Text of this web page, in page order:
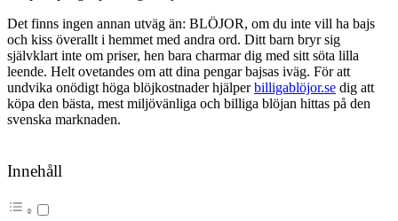
Det finns ingen annan utväg än: BLÖJOR, om du inte vill ha bajs
och kiss överallt i hemmet med andra ord. Ditt barn bryr sig
självklart inte om priser, hen bara charmar dig med sitt söta lilla
leende. Helt ovetandes om att dina pengar bajsas iväg. För att
undvika onödigt höga blöjkostnader hjälperbilligablöjor.se dig att
köpa den bästa, mest miljövänliga och billiga blöjan hittas på den
svenska marknaden.
Innehåll